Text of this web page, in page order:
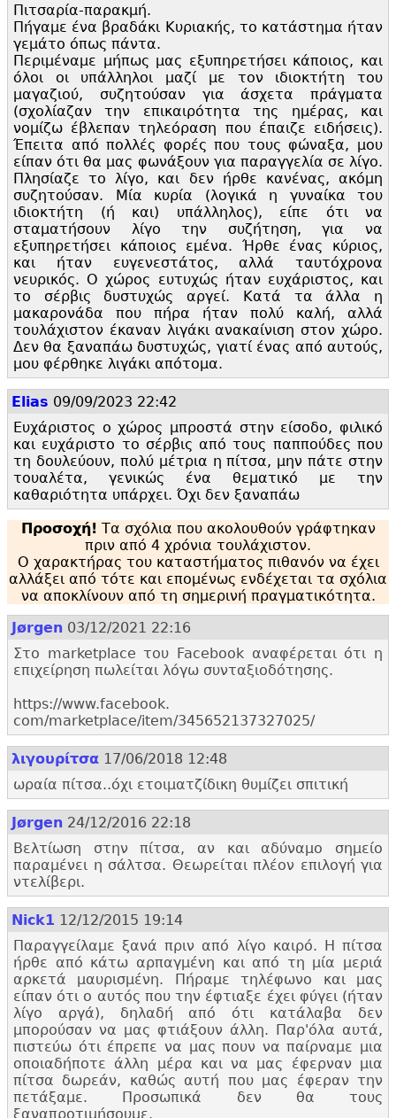
Πιτσαρία-παρακμή.
Πήγαμε ένα βραδάκι Κυριακής, το κατάστημα ήταν
γεμάτο όπως πάντα.
Περιμέναμε μήπως μας εξυπηρετήσει κάποιος, και
όλοι οι υπάλληλοι μαζί με τον ιδιοκτήτη του
μαγαζιού, συζητούσαν για άσχετα πράγματα
(σχολίαζαν την επικαιρότητα της ημέρας, και
νομίζω έβλεπαν τηλεόραση που έπαιζε ειδήσεις).
Έπειτα από πολλές φορές που τους φώναξα, μου
είπαν ότι θα μας φωνάξουν για παραγγελία σε λίγο.
Πλησίαζε το λίγο, και δεν ήρθε κανένας, ακόμη
συζητούσαν. Μία κυρία (λογικά η γυναίκα του
ιδιοκτήτη (ή και) υπάλληλος), είπε ότι να
σταματήσουν λίγο την συζήτηση, για να
εξυπηρετήσει κάποιος εμένα. Ήρθε ένας κύριος,
και ήταν ευγενεστάτος, αλλά ταυτόχρονα
νευρικός. Ο χώρος ευτυχώς ήταν ευχάριστος, και
το σέρβις δυστυχώς αργεί. Κατά τα άλλα η
μακαρονάδα που πήρα ήταν πολύ καλή, αλλά
τουλάχιστον έκαναν λιγάκι ανακαίνιση στον χώρο.
Δεν θα ξαναπάω δυστυχώς, γιατί ένας από αυτούς,
μου φέρθηκε λιγάκι απότομα.
Elias 09/09/2023 22:42
Ευχάριστος ο χώρος μπροστά στην είσοδο, φιλικό
και ευχάριστο το σέρβις από τους παππούδες που
τη δουλεύουν, πολύ μέτρια η πίτσα, μην πάτε στην
τουαλέτα, γενικώς ένα θεματικό με την
καθαριότητα υπάρχει. Όχι δεν ξαναπάω
Προσοχή! Τα σχόλια που ακολουθούν γράφτηκαν
πριν από 4 χρόνια τουλάχιστον.
Ο χαρακτήρας του καταστήματος πιθανόν να έχει
αλλάξει από τότε και επομένως ενδέχεται τα σχόλια
να αποκλίνουν από τη σημερινή πραγματικότητα.
Jørgen 03/12/2021 22:16
Στο marketplace του Facebook αναφέρεται ότι η
επιχείρηση πωλείται λόγω συνταξιοδότησης.
https://www.facebook.
com/marketplace/item/345652137327025/
λιγουρίτσα 17/06/2018 12:48
ωραία πίτσα..όχι ετοιματζίδικη θυμίζει σπιτική
Jørgen 24/12/2016 22:18
Βελτίωση στην πίτσα, αν και αδύναμο σημείο
παραμένει η σάλτσα. Θεωρείται πλέον επιλογή για
ντελίβερι.
Nick1 12/12/2015 19:14
Παραγγείλαμε ξανά πριν από λίγο καιρό. Η πίτσα
ήρθε από κάτω αρπαγμένη και από τη μία μεριά
αρκετά μαυρισμένη. Πήραμε τηλέφωνο και μας
είπαν ότι ο αυτός που την έφτιαξε έχει φύγει (ήταν
λίγο αργά), δηλαδή από ότι κατάλαβα δεν
μπορούσαν να μας φτιάξουν άλλη. Παρ'όλα αυτά,
πιστεύω ότι έπρεπε να μας πουν να παίρναμε μια
οποιαδήποτε άλλη μέρα και να μας έφερναν μια
πίτσα δωρεάν, καθώς αυτή που μας έφεραν την
πετάξαμε. Προσωπικά δεν θα τους
ξαναπροτιμήσουμε.